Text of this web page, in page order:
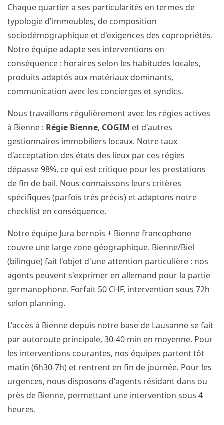
Chaque quartier a ses particularités en termes de
typologie d'immeubles, de composition
sociodémographique et d'exigences des copropriétés.
Notre équipe adapte ses interventions en
conséquence : horaires selon les habitudes locales,
produits adaptés aux matériaux dominants,
communication avec les concierges et syndics.
Nous travaillons régulièrement avec les régies actives
à Bienne : Régie Bienne, COGIM et d'autres
gestionnaires immobiliers locaux. Notre taux
d'acceptation des états des lieux par ces régies
dépasse 98%, ce qui est critique pour les prestations
de fin de bail. Nous connaissons leurs critères
spécifiques (parfois très précis) et adaptons notre
checklist en conséquence.
Notre équipe Jura bernois + Bienne francophone
couvre une large zone géographique. Bienne/Biel
(bilingue) fait l'objet d'une attention particulière : nos
agents peuvent s'exprimer en allemand pour la partie
germanophone. Forfait 50 CHF, intervention sous 72h
selon planning.
L'accès à Bienne depuis notre base de Lausanne se fait
par autoroute principale, 30-40 min en moyenne. Pour
les interventions courantes, nos équipes partent tôt
matin (6h30-7h) et rentrent en fin de journée. Pour les
urgences, nous disposons d'agents résidant dans ou
près de Bienne, permettant une intervention sous 4
heures.